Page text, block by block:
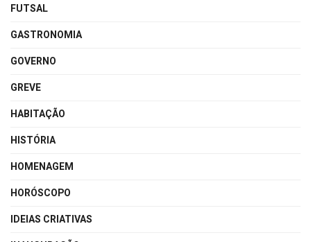
FUTSAL
GASTRONOMIA
GOVERNO
GREVE
HABITAÇÃO
HISTÓRIA
HOMENAGEM
HORÓSCOPO
IDEIAS CRIATIVAS